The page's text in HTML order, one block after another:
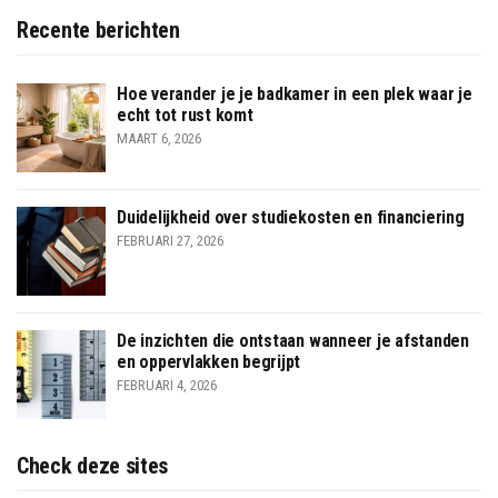
Recente berichten
Hoe verander je je badkamer in een plek waar je
echt tot rust komt
MAART 6, 2026
Duidelijkheid over studiekosten en financiering
FEBRUARI 27, 2026
De inzichten die ontstaan wanneer je afstanden
en oppervlakken begrijpt
FEBRUARI 4, 2026
Check deze sites